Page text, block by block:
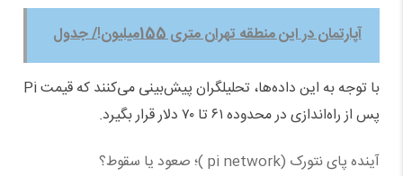
آپارتمان‌‌‌ در این منطقه تهران متری 155میلیون!/ جدول
با توجه به این داده‌ها، تحلیلگران پیش‌بینی می‌کنند که قیمت Pi
پس از راه‌اندازی در محدوده ۶۱ تا ۷۰ دلار قرار بگیرد.
آینده پای نتورک (pi network )؛ صعود یا سقوط؟